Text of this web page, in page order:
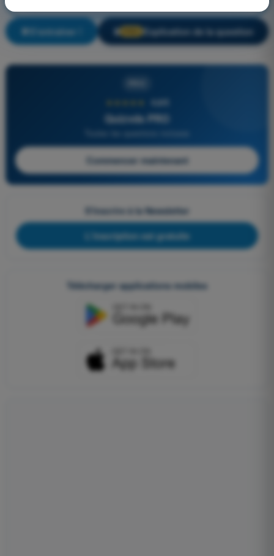
S'entraîner ! 🔒 Explication de la question
4,6/5
Quizvds PRO
Commencer maintenant
S'inscrire à la Newsletter
L'inscription est gratuite
Télécharger applications mobiles